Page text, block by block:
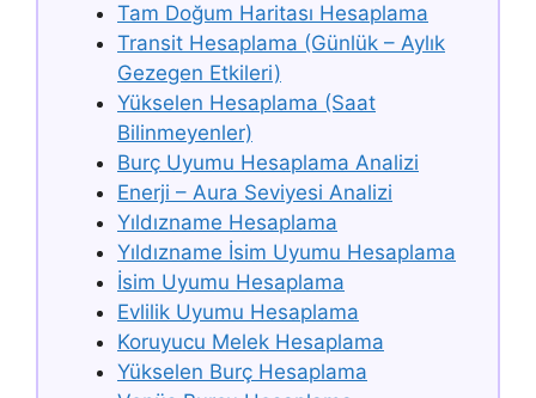
Tam Doğum Haritası Hesaplama
Transit Hesaplama (Günlük – Aylık
Gezegen Etkileri)
Yükselen Hesaplama (Saat
Bilinmeyenler)
Burç Uyumu Hesaplama Analizi
Enerji – Aura Seviyesi Analizi
Yıldızname Hesaplama
Yıldızname İsim Uyumu Hesaplama
İsim Uyumu Hesaplama
Evlilik Uyumu Hesaplama
Koruyucu Melek Hesaplama
Yükselen Burç Hesaplama